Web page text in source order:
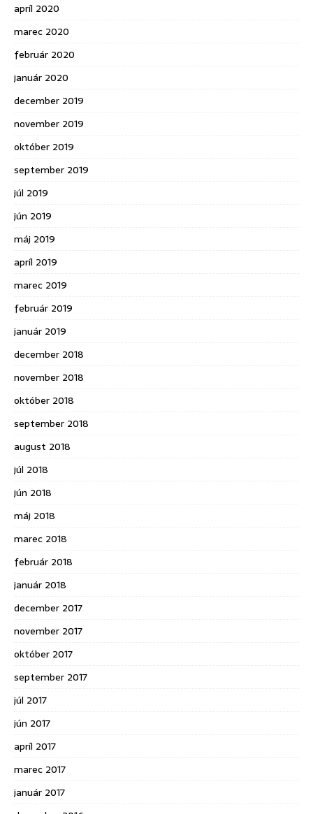
apríl 2020
marec 2020
február 2020
január 2020
december 2019
november 2019
október 2019
september 2019
júl 2019
jún 2019
máj 2019
apríl 2019
marec 2019
február 2019
január 2019
december 2018
november 2018
október 2018
september 2018
august 2018
júl 2018
jún 2018
máj 2018
marec 2018
február 2018
január 2018
december 2017
november 2017
október 2017
september 2017
júl 2017
jún 2017
apríl 2017
marec 2017
január 2017